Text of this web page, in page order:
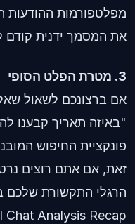
מפלטפורמות ההודעות
את המסמך ידנית קודם
3. מטרת הפלט הסופי
אם ברצונכם לשאול
"באיזה תאריך קבענו
פונקציית החיפוש
זאת, אם אתם רוצים
הרגלי התקשורת שלכם